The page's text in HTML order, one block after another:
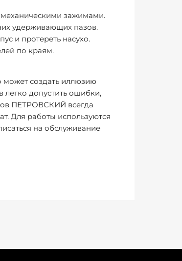
механическими зажимами.
удерживающих пазов.
и протереть насухо.
по краям.
может создать иллюзию
допустить ошибки,
ПЕТРОВСКИЙ всегда
Для работы используются
на обслуживание